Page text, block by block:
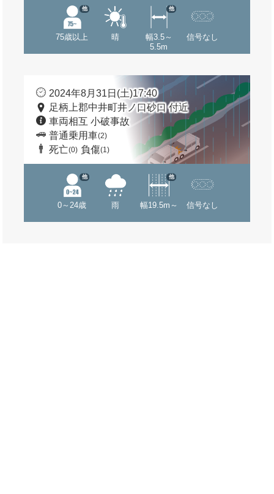
75歳以上
他
晴
幅3.5～
5.5m
他
信号なし
2024年8月31日(土)17:40
足柄上郡中井町井ノ口砂口 付近
車両相互 小破事故
普通乗用車(2)
死亡(0) 負傷(1)
0～24歳
他
雨 幅19.5m～
他
信号なし